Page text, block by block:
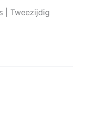
| Tweezijdig